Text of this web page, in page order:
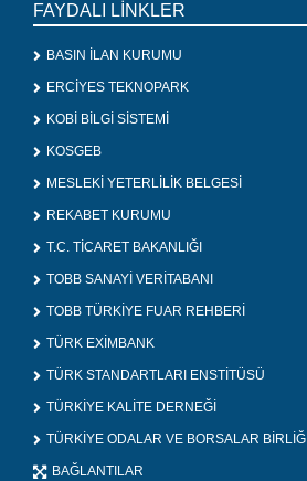
FAYDALI LİNKLER
BASIN İLAN KURUMU
ERCİYES TEKNOPARK
KOBİ BİLGİ SİSTEMİ
KOSGEB
MESLEKİ YETERLİLİK BELGESİ
REKABET KURUMU
T.C. TİCARET BAKANLIĞI
TOBB SANAYİ VERİTABANI
TOBB TÜRKİYE FUAR REHBERİ
TÜRK EXİMBANK
TÜRK STANDARTLARI ENSTİTÜSÜ
TÜRKİYE KALİTE DERNEĞİ
TÜRKİYE ODALAR VE BORSALAR BİRLİĞİ
BAĞLANTILAR